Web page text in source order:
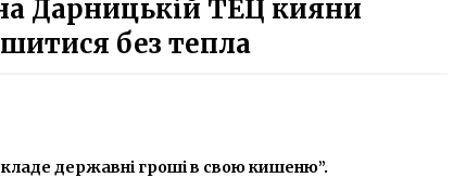
6 років ago
Дарницькій ТЕЦ кияни
без тепла
державні гроші в свою кишеню”.